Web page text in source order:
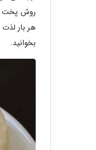
روش پخت
هر بار
بخوانید.